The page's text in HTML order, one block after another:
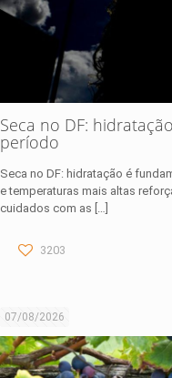
Seca no DF:
período
Seca no DF: hidratação é
e temperaturas mais altas
cuidados com as
3203
07/08/2026